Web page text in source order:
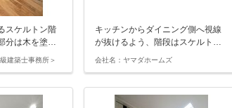
スケルトン階
分は木を塗…
建築士事務所＞
キッチンからダイニング側へ視線
が抜けるよう、階段はスケルト…
会社名：ヤマダホームズ